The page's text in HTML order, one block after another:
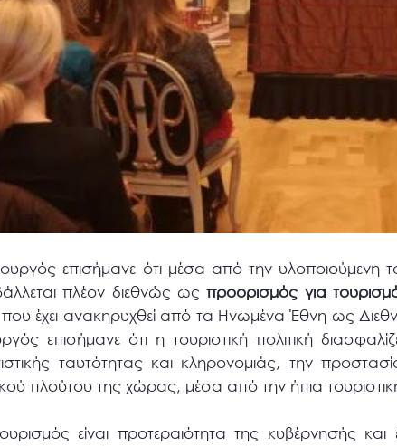
επισήμανε ότι μέσα από την υλοποιούμενη
πλέον διεθνώς ωςπροορισμός για
έχει ανακηρυχθεί από τα Ηνωμένα Έθνη ως
επισήμανε ότι η τουριστική πολιτική
ταυτότητας και κληρονομιάς, την
πλούτου της χώρας, μέσα από την ήπια
είναι προτεραιότητα της κυβέρνησής και